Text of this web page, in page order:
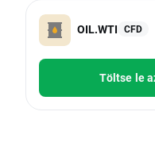
OIL.WTI CFD
Töltse le